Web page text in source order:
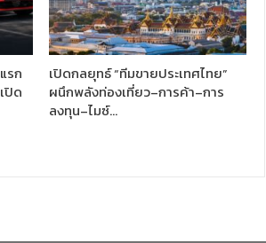
รก
ปิด
เปิดกลยุทธ์ “ทีมขายประเทศไทย”
ผนึกพลังท่องเที่ยว–การค้า–การ
ลงทุน–ไมซ์…